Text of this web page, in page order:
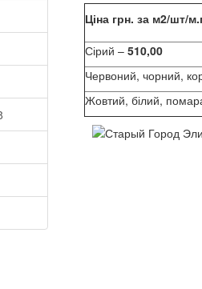
Ціна грн. за м2/шт/
Сірий – 510,00
Червоний, чорний,
Жовтий, білий,